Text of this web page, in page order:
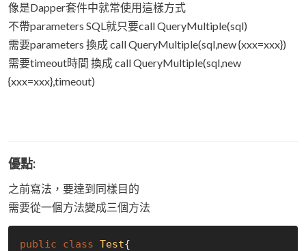
像是Dapper套件中就常使用這樣方式
不帶parameters SQL就只要call QueryMultiple(sql)
需要parameters 換成 call QueryMultiple(sql,new {xxx=xxx})
需要timeout時間 換成 call QueryMultiple(sql,new
{xxx=xxx},timeout)
優點:
之前寫法，要達到同樣目的
需要從一個方法變成三個方法
public class Test{